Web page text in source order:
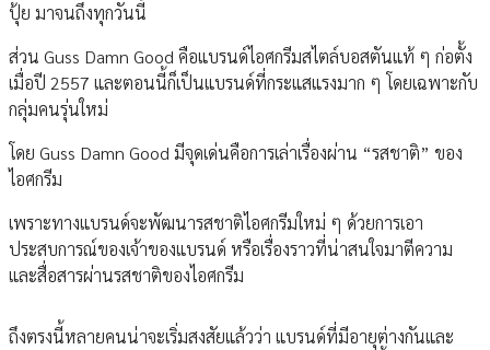
ปุ้ย มาจนถึงทุกวันนี้
ส่วน Guss Damn Good คือแบรนด์ไอศกรีมสไตล์บอสตันแท้ ๆ ก่อตั้ง
เมื่อปี 2557 และตอนนี้ก็เป็นแบรนด์ที่กระแสแรงมาก ๆ โดยเฉพาะกับ
กลุ่มคนรุ่นใหม่
โดย Guss Damn Good มีจุดเด่นคือการเล่าเรื่องผ่าน “รสชาติ” ของ
ไอศกรีม
เพราะทางแบรนด์จะพัฒนารสชาติไอศกรีมใหม่ ๆ ด้วยการเอา
ประสบการณ์ของเจ้าของแบรนด์ หรือเรื่องราวที่น่าสนใจมาตีความ
และสื่อสารผ่านรสชาติของไอศกรีม
ถึงตรงนี้หลายคนน่าจะเริ่มสงสัยแล้วว่า แบรนด์ที่มีอายุต่างกันและ